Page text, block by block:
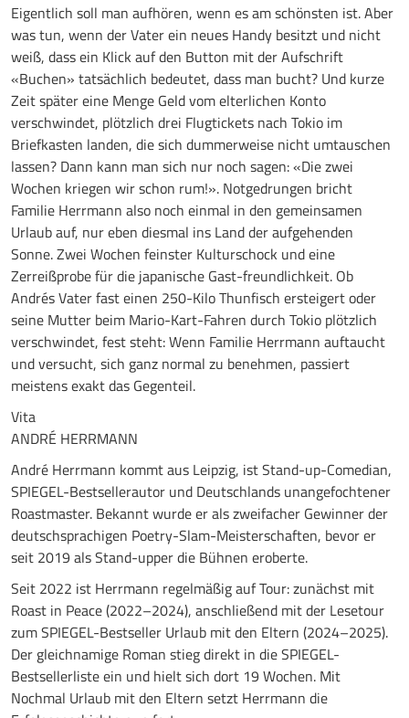
Eigentlich soll man aufhören, wenn es am schönsten ist. Aber
was tun, wenn der Vater ein neues Handy besitzt und nicht
weiß, dass ein Klick auf den Button mit der Aufschrift
«Buchen» tatsächlich bedeutet, dass man bucht? Und kurze
Zeit später eine Menge Geld vom elterlichen Konto
verschwindet, plötzlich drei Flugtickets nach Tokio im
Briefkasten landen, die sich dummerweise nicht umtauschen
lassen? Dann kann man sich nur noch sagen: «Die zwei
Wochen kriegen wir schon rum!». Notgedrungen bricht
Familie Herrmann also noch einmal in den gemeinsamen
Urlaub auf, nur eben diesmal ins Land der aufgehenden
Sonne. Zwei Wochen feinster Kulturschock und eine
Zerreißprobe für die japanische Gast-freundlichkeit. Ob
Andrés Vater fast einen 250-Kilo Thunfisch ersteigert oder
seine Mutter beim Mario-Kart-Fahren durch Tokio plötzlich
verschwindet, fest steht: Wenn Familie Herrmann auftaucht
und versucht, sich ganz normal zu benehmen, passiert
meistens exakt das Gegenteil.
Vita
ANDRÉ HERRMANN
André Herrmann kommt aus Leipzig, ist Stand-up-Comedian,
SPIEGEL-Bestsellerautor und Deutschlands unangefochtener
Roastmaster. Bekannt wurde er als zweifacher Gewinner der
deutschsprachigen Poetry-Slam-Meisterschaften, bevor er
seit 2019 als Stand-upper die Bühnen eroberte.
Seit 2022 ist Herrmann regelmäßig auf Tour: zunächst mit
Roast in Peace (2022–2024), anschließend mit der Lesetour
zum SPIEGEL-Bestseller Urlaub mit den Eltern (2024–2025).
Der gleichnamige Roman stieg direkt in die SPIEGEL-
Bestsellerliste ein und hielt sich dort 19 Wochen. Mit
Nochmal Urlaub mit den Eltern setzt Herrmann die